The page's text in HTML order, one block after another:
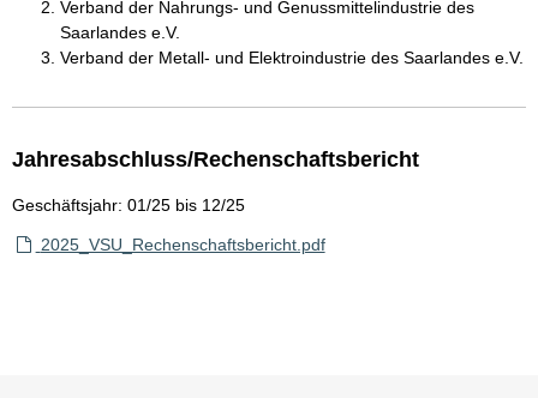
Verband der Nahrungs- und Genussmittelindustrie des
Saarlandes e.V.
Verband der Metall- und Elektroindustrie des Saarlandes e.V.
Jahresabschluss/Rechenschaftsbericht
Geschäftsjahr: 01/25 bis 12/25
2025_VSU_Rechenschaftsbericht.pdf